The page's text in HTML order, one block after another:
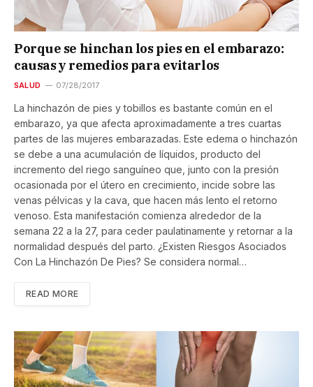
Porque se hinchan los pies en el embarazo:
causas y remedios para evitarlos
SALUD 07/28/2017
La hinchazón de pies y tobillos es bastante común en el
embarazo, ya que afecta aproximadamente a tres cuartas
partes de las mujeres embarazadas. Este edema o hinchazón
se debe a una acumulación de líquidos, producto del
incremento del riego sanguíneo que, junto con la presión
ocasionada por el útero en crecimiento, incide sobre las
venas pélvicas y la cava, que hacen más lento el retorno
venoso. Esta manifestación comienza alrededor de la
semana 22 a la 27, para ceder paulatinamente y retornar a la
normalidad después del parto. ¿Existen Riesgos Asociados
Con La Hinchazón De Pies? Se considera normal…
READ MORE